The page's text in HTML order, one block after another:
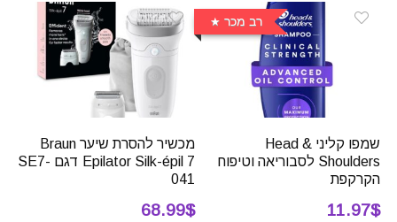
רב מכר
שמפו קליני Head &
Shoulders לסבוריאה וטיפוח
הקרקפת
11.97$
מכשיר להסרת שיער Braun
Epilator Silk-épil 7 דגם SE7-
041
68.99$